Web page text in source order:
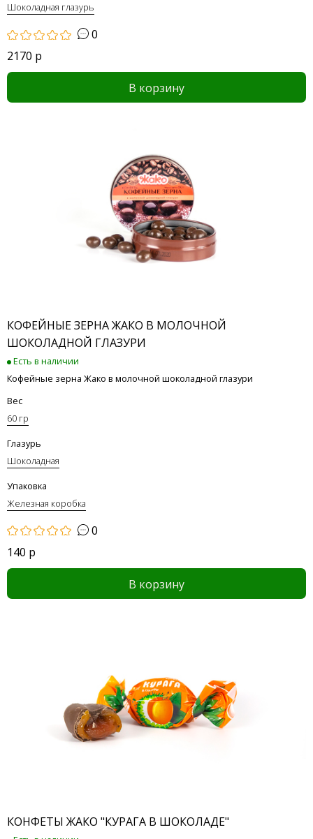
Шоколадная глазурь
0
2170 р
В корзину
КОФЕЙНЫЕ ЗЕРНА ЖАКО В МОЛОЧНОЙ
ШОКОЛАДНОЙ ГЛАЗУРИ
Есть в наличии
Кофейные зерна Жако в молочной шоколадной глазури
Вес
60 гр
Глазурь
Шоколадная
Упаковка
Железная коробка
0
140 р
В корзину
КОНФЕТЫ ЖАКО "КУРАГА В ШОКОЛАДЕ"